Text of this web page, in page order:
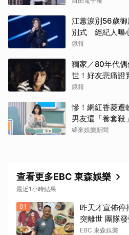
江蕙淚別56歲
別式 經紀人曝
鏡報
獨家／80年代
世！好友悲痛證
鏡報
慘！網紅香菱
男友還「養套殺
緯來娛樂新聞
查看更多EBC 東森娛樂
最近1小時結果
01
昨天才宣佈停
突離世 團隊
EBC 東森娛樂